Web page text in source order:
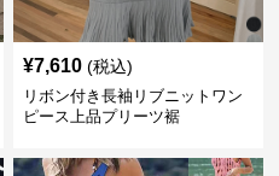
¥7,610 (税込)
リボン付き長袖リブニットワン
ピース上品プリーツ裾